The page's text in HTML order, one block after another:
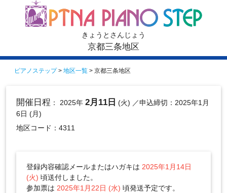
きょうとさんじょう
京都三条地区
ピアノステップ> 地区一覧 > 京都三条地区
開催日程 ： 2025年 2月11日 (火) ／申込締切：2025年1月
6日 (月)
地区コード：4311
登録内容確認メールまたはハガキは 2025年1月14日
(火) 頃送付しました。
参加票は 2025年1月22日 (水) 頃発送予定です。